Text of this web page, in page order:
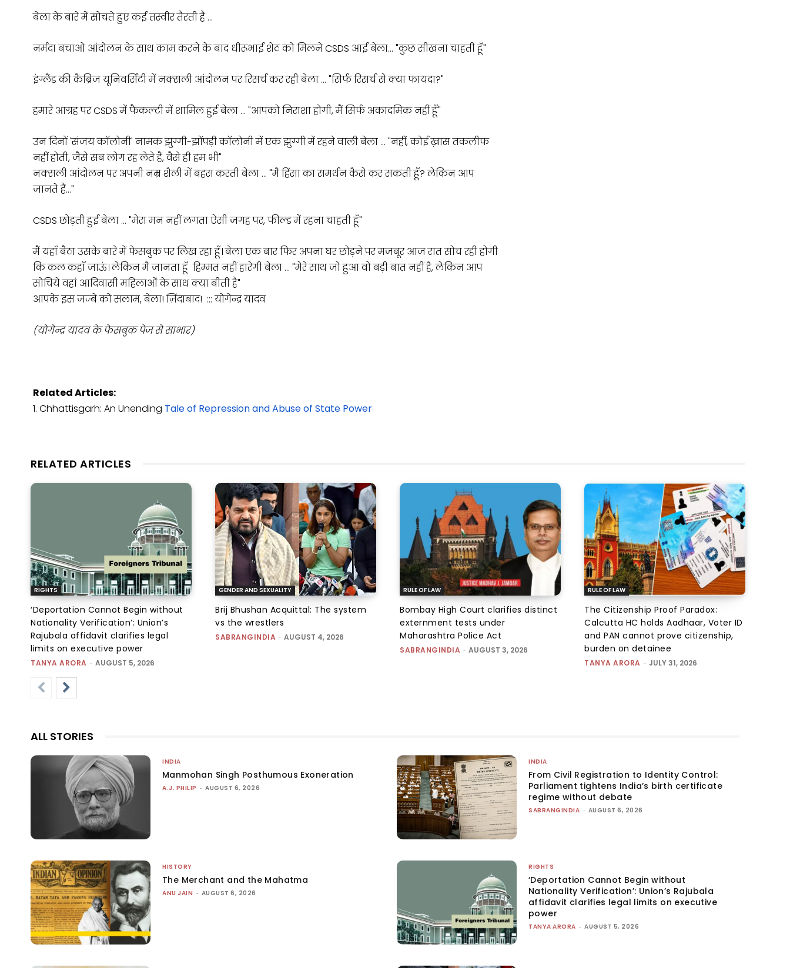
बेला के बारे में सोचते हुए कई तस्वीर तैरती हैं …
नर्मदा बचाओ आंदोलन के साथ काम करने के बाद धीरूभाई शेठ को मिलने CSDS आई बेला… "कुछ सीखना चाहती हूँ"
इंग्लैंड की कैंब्रिज यूनिवर्सिटी में नक्सली आंदोलन पर रिसर्च कर रही बेला … "सिर्फ रिसर्च से क्या फायदा?"
हमारे आग्रह पर CSDS में फैकल्टी में शामिल हुई बेला … "आपको निराशा होगी, मैं सिर्फ अकादमिक नहीं हूँ"
उन दिनों 'संजय कॉलोनी' नामक झुग्गी-झोंपड़ी कॉलोनी में एक झुग्गी में रहने वाली बेला … "नहीं, कोई ख़ास तकलीफ
नहीं होती, जैसे सब लोग रह लेते हैं, वैसे ही हम भी"
नक्सली आंदोलन पर अपनी नम्र शैली में बहस करती बेला … "मैं हिंसा का समर्थन कैसे कर सकती हूँ? लेकिन आप
जानते हैं…"
CSDS छोड़ती हुई बेला … "मेरा मन नहीं लगता ऐसी जगह पर, फील्ड में रहना चाहती हूँ"
मैं यहाँ बैठा उसके बारे में फेसबुक पर लिख रहा हूँ। बेला एक बार फिर अपना घर छोड़ने पर मजबूर आज रात सोच रही होगी
कि कल कहाँ जाऊं। लेकिन मैं जानता हूँ हिम्मत नहीं हारेगी बेला … "मेरे साथ जो हुआ वो बड़ी बात नहीं है, लेकिन आप
सोचिये वहां आदिवासी महिलाओं के साथ क्या बीती है"
आपके इस जज्बे को सलाम, बेला! ज़िंदाबाद! ::: योगेन्द्र यादव
(योगेन्द्र यादव के फेसबुक पेज से साभार)
Related Articles:
1. Chhattisgarh: An Unending Tale of Repression and Abuse of State Power
RELATED ARTICLES
RIGHTS
‘Deportation Cannot Begin without
Nationality Verification’: Union’s
Rajubala affidavit clarifies legal
limits on executive power
TANYA ARORA - AUGUST 5, 2026
GENDER AND SEXUALITY
Brij Bhushan Acquittal: The system
vs the wrestlers
SABRANGINDIA - AUGUST 4, 2026
RULE OF LAW
Bombay High Court clarifies distinct
externment tests under
Maharashtra Police Act
SABRANGINDIA - AUGUST 3, 2026
RULE OF LAW
The Citizenship Proof Paradox:
Calcutta HC holds Aadhaar, Voter ID
and PAN cannot prove citizenship,
burden on detainee
TANYA ARORA - JULY 31, 2026
ALL STORIES
INDIA
Manmohan Singh Posthumous Exoneration
A.J. PHILIP - AUGUST 6, 2026
INDIA
From Civil Registration to Identity Control:
Parliament tightens India’s birth certificate
regime without debate
SABRANGINDIA - AUGUST 6, 2026
HISTORY
The Merchant and the Mahatma
ANU JAIN - AUGUST 6, 2026
RIGHTS
‘Deportation Cannot Begin without
Nationality Verification’: Union’s Rajubala
affidavit clarifies legal limits on executive
power
TANYA ARORA - AUGUST 5, 2026